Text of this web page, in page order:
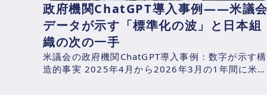
政府機関ChatGPT導入事例——米議
データが示す「標準化の波」と日本組
織の次の一手
米議会の政府機関ChatGPT導入事例：数字が示す構
造的事実 2025年4月から2026年3月の1年間に米国